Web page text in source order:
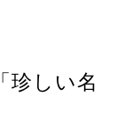
珍しい名